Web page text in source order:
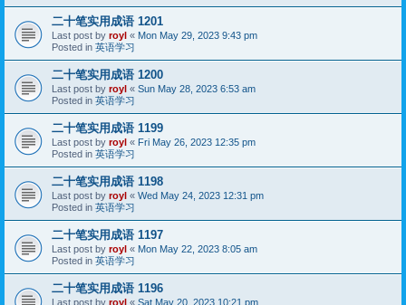
二十笔实用成语 1201
Last post by royl « Mon May 29, 2023 9:43 pm
Posted in 英语学习
二十笔实用成语 1200
Last post by royl « Sun May 28, 2023 6:53 am
Posted in 英语学习
二十笔实用成语 1199
Last post by royl « Fri May 26, 2023 12:35 pm
Posted in 英语学习
二十笔实用成语 1198
Last post by royl « Wed May 24, 2023 12:31 pm
Posted in 英语学习
二十笔实用成语 1197
Last post by royl « Mon May 22, 2023 8:05 am
Posted in 英语学习
二十笔实用成语 1196
Last post by royl « Sat May 20, 2023 10:21 pm